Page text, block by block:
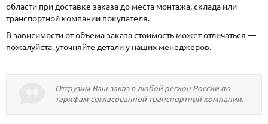
области при доставке заказа до места монтажа, склада или
транспортной компании покупателя.
В зависимости от объема заказа стоимость может отличаться —
пожалуйста, уточняйте детали у наших менеджеров.
Отгрузим Ваш заказ в любой регион России по
тарифам согласованной транспортной компании.